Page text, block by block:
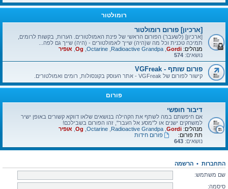
רומולטור
[ארכיון] פורום רומולטור
[ארכיון] (לשעבר) הפורום הראשי של פינת האמולטורים. הערות, בקשות לרומים,
תמיכה טכנית וכל מה ש(היה) שייך לאמולטורים - (היה) שייך גם לפה...
מנהלים: Gordi
Radioactive Grandpa
Octarine
Og אופיר
נושאים: 574
פורום שותף - VGFreak
קישור לפורום של VGFreak - אתר העוסק בקונסולות, רומים ואמולטורים.
פורום
דיבור חופשי
אם חיפשתם במה לשתף את הקהילה בנושאים שלאו דווקא קשורים באופן ישיר
למשחקים ישנים או ל"מסע אל העבר", זהו הפורום בשבילכם!
מנהלים: Gordi
Radioactive Grandpa
Octarine
Og אופיר
תת פורום:
פורום חידות
נושאים: 643
התחברות • הרשמה
שם משתמש:
סיסמה: